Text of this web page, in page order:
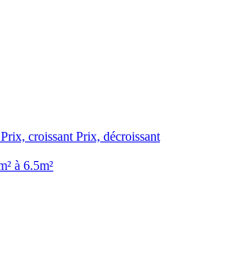
Prix, croissant Prix, décroissant